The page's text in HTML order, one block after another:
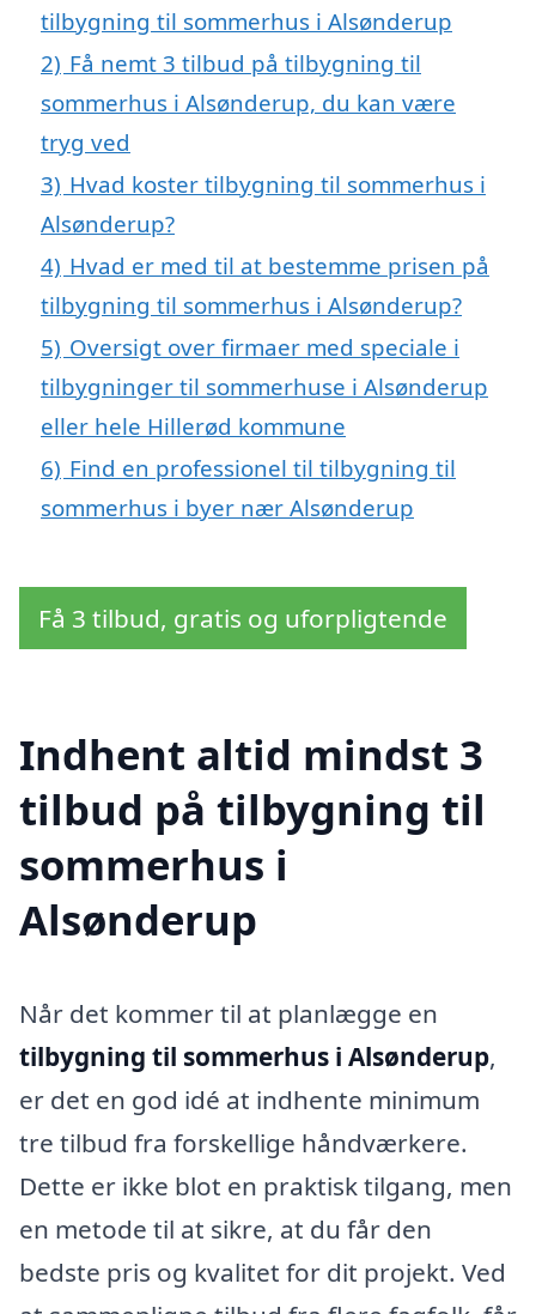
tilbygning til sommerhus i Alsønderup
2) Få nemt 3 tilbud på tilbygning til
sommerhus i Alsønderup, du kan være
tryg ved
3) Hvad koster tilbygning til sommerhus i
Alsønderup?
4) Hvad er med til at bestemme prisen på
tilbygning til sommerhus i Alsønderup?
5) Oversigt over firmaer med speciale i
tilbygninger til sommerhuse i Alsønderup
eller hele Hillerød kommune
6) Find en professionel til tilbygning til
sommerhus i byer nær Alsønderup
Få 3 tilbud, gratis og uforpligtende
Indhent altid mindst 3
tilbud på tilbygning til
sommerhus i
Alsønderup
Når det kommer til at planlægge en
tilbygning til sommerhus i Alsønderup,
er det en god idé at indhente minimum
tre tilbud fra forskellige håndværkere.
Dette er ikke blot en praktisk tilgang, men
en metode til at sikre, at du får den
bedste pris og kvalitet for dit projekt. Ved